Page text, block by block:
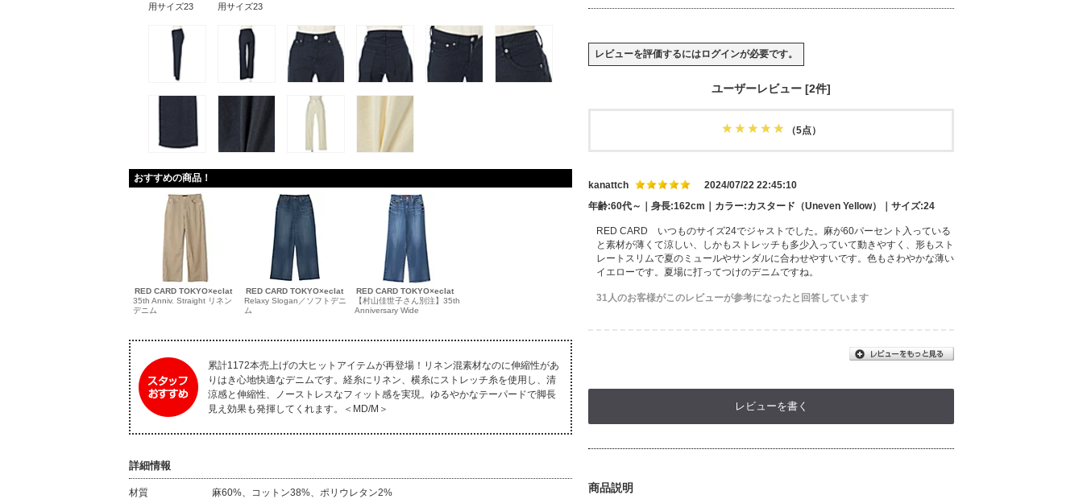
用サイズ23
用サイズ23
おすすめの商品！
RED CARD TOKYO×eclat
35th Anniv. Straight リネン
デニム
RED CARD TOKYO×eclat
Relaxy Slogan／ソフトデニ
ム
RED CARD TOKYO×eclat
【村山佳世子さん別注】35th
Anniversary Wide
累計1172本売上げの大ヒットアイテムが再登場！リネン混素材なのに伸縮性があ
りはき心地快適なデニムです。経糸にリネン、横糸にストレッチ糸を使用し、清
涼感と伸縮性、ノーストレスなフィット感を実現。ゆるやかなテーパードで脚長
見え効果も発揮してくれます。＜MD/M＞
詳細情報
材質
麻60%、コットン38%、ポリウレタン2%
レビューを評価するにはログインが必要です。
ユーザーレビュー [2件]
（5点）
kanattch
2024/07/22 22:45:10
年齢:60代～｜身長:162cm｜カラー:カスタード（Uneven Yellow）｜サイズ:24
RED CARD いつものサイズ24でジャストでした。麻が60パーセント入っている
と素材が薄くて涼しい、しかもストレッチも多少入っていて動きやすく、形もスト
レートスリムで夏のミュールやサンダルに合わせやすいです。色もさわやかな薄い
イエローです。夏場に打ってつけのデニムですね。
31人のお客様がこのレビューが参考になったと回答しています
レビューを書く
商品説明